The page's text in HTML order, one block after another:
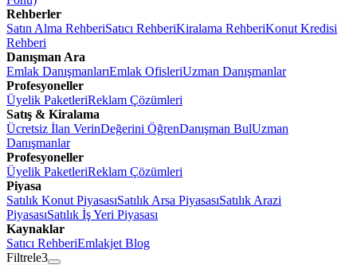
Rehberler
Satın Alma RehberiSatıcı RehberiKiralama RehberiKonut Kredisi
Rehberi
Danışman Ara
Emlak DanışmanlarıEmlak OfisleriUzman Danışmanlar
Profesyoneller
Üyelik PaketleriReklam Çözümleri
Satış & Kiralama
Ücretsiz İlan VerinDeğerini ÖğrenDanışman BulUzman
Danışmanlar
Profesyoneller
Üyelik PaketleriReklam Çözümleri
Piyasa
Satılık Konut PiyasasıSatılık Arsa PiyasasıSatılık Arazi
PiyasasıSatılık İş Yeri Piyasası
Kaynaklar
Satıcı RehberiEmlakjet Blog
Filtrele3